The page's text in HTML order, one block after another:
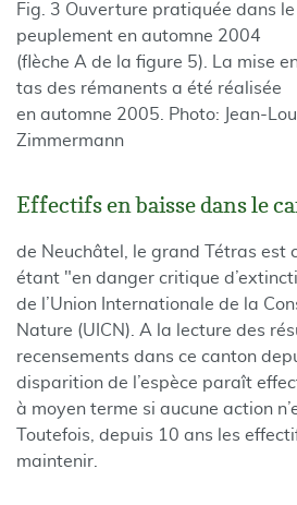
Fig. 3 Ouverture pratiquée dans le
peuplement en automne 2004
(flèche A de la figure 5). La mise
tas des rémanents a été réalisée
en automne 2005. Photo: Jean-Lou
Zimmermann
Effectifs en baisse dans le
de Neuchâtel, le grand Tétras est
étant "en danger critique
de l’Union Internationale de la
Nature (UICN). A la lecture des
recensements dans ce canton
disparition de l’espèce paraît
à moyen terme si aucune action
Toutefois, depuis 10 ans les
maintenir.